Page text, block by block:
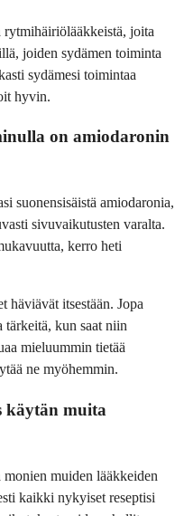
rytmihäiriölääkkeistä, joita
joiden sydämen toiminta
sydämesi toimintaa
hyvin.
on amiodaronin
suonensisäistä amiodaronia,
sivuvaikutusten varalta.
kerro heti
häviävät itsestään. Jopa
tärkeitä, kun saat niin
mieluummin tietää
ne myöhemmin.
käytän muita
muiden lääkkeiden
kaikki nykyiset reseptisi